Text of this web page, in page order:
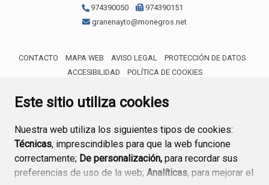
Este sitio utiliza cookies
Nuestra web utiliza los siguientes tipos de cookies:
Técnicas, imprescindibles para que la web funcione
correctamente; De personalización, para recordar sus
preferencias de uso de la web; Analíticas, para mejorar el
974390050
974390151
granenayto@monegros.net
CONTACTO MAPA WEB AVISO LEGAL
PROTECCIÓN DE DATOS
ACCESIBILIDAD
POLÍTICA DE COOKIES